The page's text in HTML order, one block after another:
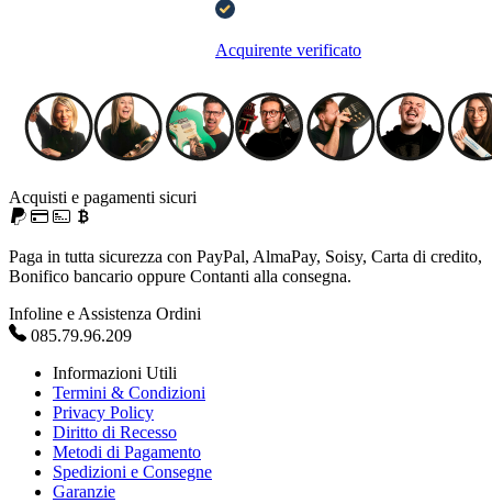
Acquirente verificato
Acquisti e pagamenti sicuri
Paga in tutta sicurezza con PayPal, AlmaPay, Soisy, Carta di credito,
Bonifico bancario oppure Contanti alla consegna.
Infoline e Assistenza Ordini
085.79.96.209
Informazioni Utili
Termini & Condizioni
Privacy Policy
Diritto di Recesso
Metodi di Pagamento
Spedizioni e Consegne
Garanzie